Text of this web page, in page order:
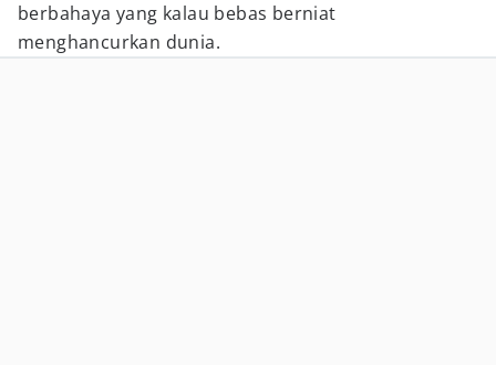
berbahaya yang kalau bebas berniat
menghancurkan dunia.